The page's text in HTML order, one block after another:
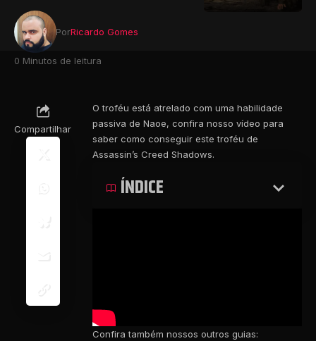
PorRicardo Gomes
0 Minutos de leitura
Compartilhar
O troféu está atrelado com uma habilidade
passiva de Naoe, confira nosso vídeo para
saber como conseguir este troféu de
Assassin’s Creed Shadows.
ÍNDICE
Confira também nossos outros guias: